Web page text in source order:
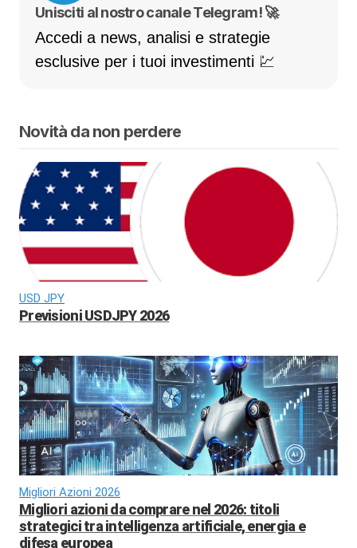
Unisciti al nostro canale Telegram! 🚀
Accedi a news, analisi e strategie
esclusive per i tuoi investimenti 💹
Novità da non perdere
USD JPY
Previsioni USDJPY 2026
Migliori Azioni 2026
Migliori azioni da comprare nel 2026: titoli
strategici tra intelligenza artificiale, energia e
difesa europea